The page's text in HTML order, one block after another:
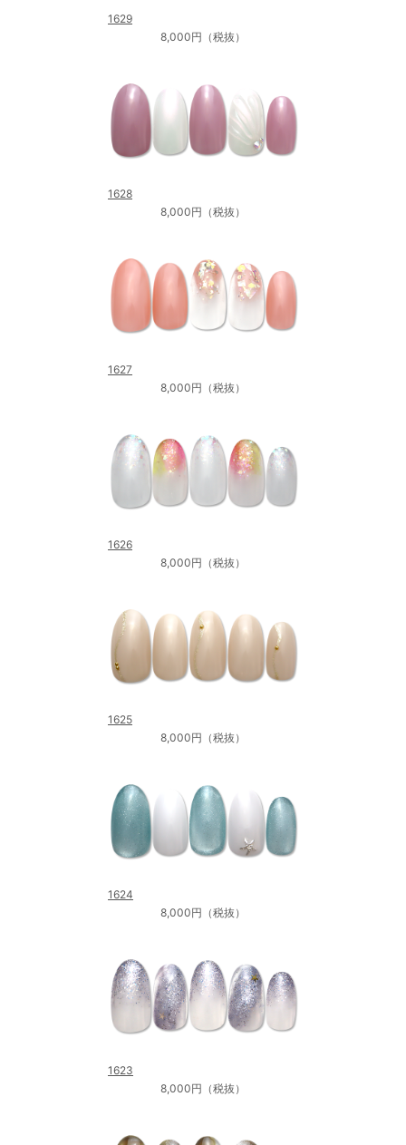
1629
8,000円（税抜）
1628
8,000円（税抜）
1627
8,000円（税抜）
1626
8,000円（税抜）
1625
8,000円（税抜）
1624
8,000円（税抜）
1623
8,000円（税抜）